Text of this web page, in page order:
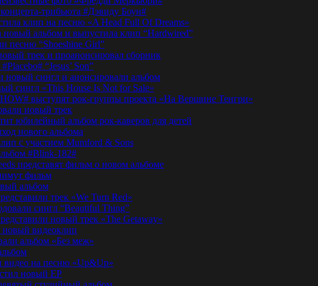
трибьюта #Дэвиду Боуи#
клип на песню «A Head Full Of Dreams»
новый альбом и выпустила клип “Hardwired”
песню “Shoeshine Girl”
трек и проанонсировал сборник
“Jesus’ Son”
новый сингл и анонсировали альбом
сингл «This House Is Not for Sale»
выступят рок-группы проекта «На Вершине Тенгри»
новый трек
юбилейный альбом рок-каверов для детей
нового альбома
с участием Mumford & Sons
#Blink-182#
представят фильм о новом альбоме
фильм
альбом
трек «We Turn Red»
сингл “Beautiful Thing”
новый трек «The Getaway»
новый видеоклип
альбом «Без меж»
видео на песню «Up&Up»
новый ЕР